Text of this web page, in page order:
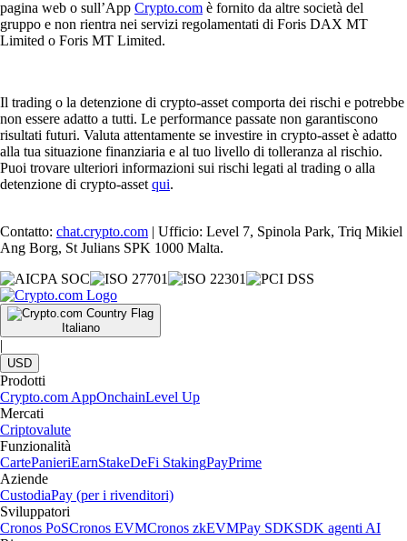
pagina web o sull’App Crypto.com è fornito da altre società del
gruppo e non rientra nei servizi regolamentati di Foris DAX MT
Limited o Foris MT Limited.
Il trading o la detenzione di crypto-asset comporta dei rischi e potrebbe
non essere adatto a tutti. Le performance passate non garantiscono
risultati futuri. Valuta attentamente se investire in crypto-asset è adatto
alla tua situazione finanziaria e al tuo livello di tolleranza al rischio.
Puoi trovare ulteriori informazioni sui rischi legati al trading o alla
detenzione di crypto-asset qui.
Contatto: chat.crypto.com | Ufficio: Level 7, Spinola Park, Triq Mikiel
Ang Borg, St Julians SPK 1000 Malta.
Italiano
|
USD
Prodotti
Crypto.com AppOnchainLevel Up
Mercati
Criptovalute
Funzionalità
CartePanieriEarnStakeDeFi StakingPayPrime
Aziende
CustodiaPay (per i rivenditori)
Sviluppatori
Cronos PoSCronos EVMCronos zkEVMPay SDKSDK agenti AI